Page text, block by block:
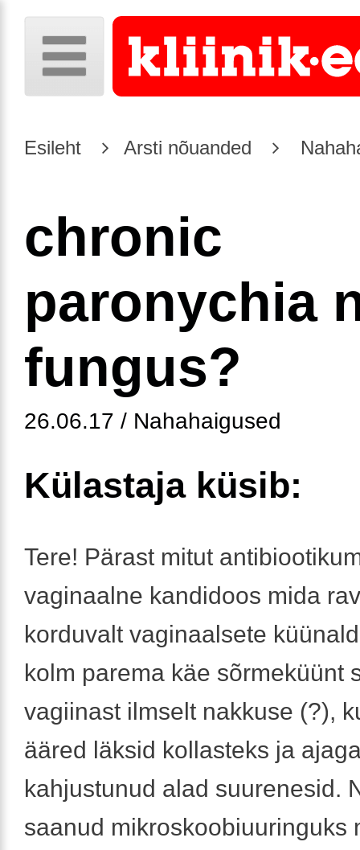
Esileht Arsti nõuanded
chronic
paronychia
fungus?
26.06.17 / Nahahaigused
Külastaja küsib:
Tere! Pärast mitut
vaginaalne kandidoos mida
korduvalt vaginaalsete
kolm parema käe sõrmeküünt
vagiinast ilmselt nakkuse (?),
ääred läksid kollasteks ja
kahjustunud alad suurenesid.
saanud mikroskoobiuuringuks